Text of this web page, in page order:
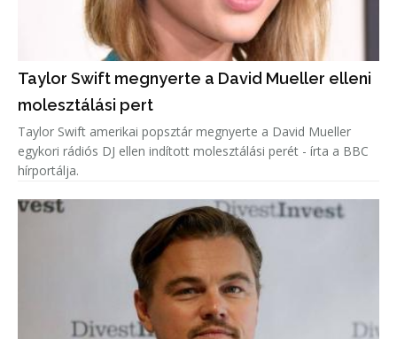
Taylor Swift megnyerte a David Mueller elleni
molesztálási pert
Taylor Swift amerikai popsztár megnyerte a David Mueller
egykori rádiós DJ ellen indított molesztálási perét - írta a BBC
hírportálja.